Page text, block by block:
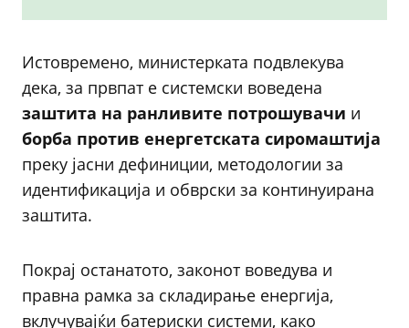
Истовремено, министерката подвлекува
дека, за првпат е системски воведена
заштита на ранливите потрошувачи и
борба против енергетската сиромаштија
преку јасни дефиниции, методологии за
идентификација и обврски за континуирана
заштита.
Покрај останатото, законот воведува и
правна рамка за складирање енергија,
вклучувајќи батериски системи, како